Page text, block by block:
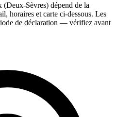
(Deux-Sèvres) dépend de la
horaires et carte ci-dessous. Les
de déclaration — vérifiez avant